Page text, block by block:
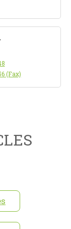
(Fax)